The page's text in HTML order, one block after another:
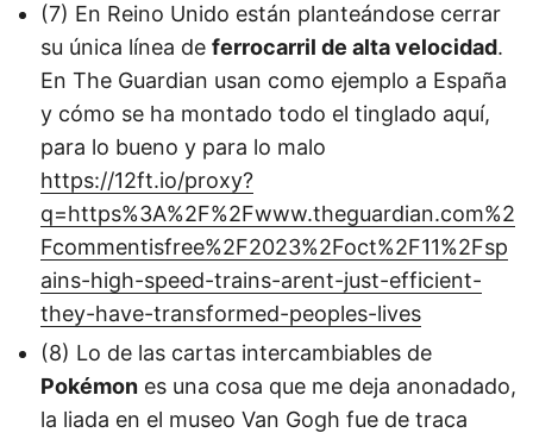
(7) En Reino Unido están planteándose cerrar
su única línea de ferrocarril de alta velocidad.
En The Guardian usan como ejemplo a España
y cómo se ha montado todo el tinglado aquí,
para lo bueno y para lo malo
https://12ft.io/proxy?
q=https%3A%2F%2Fwww.theguardian.com%2
Fcommentisfree%2F2023%2Foct%2F11%2Fsp
ains-high-speed-trains-arent-just-efficient-
they-have-transformed-peoples-lives
(8) Lo de las cartas intercambiables de
Pokémon es una cosa que me deja anonadado,
la liada en el museo Van Gogh fue de traca